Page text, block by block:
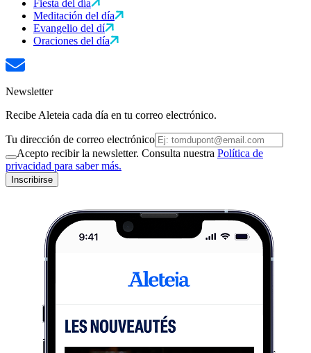
Fiesta del día
Meditación del día
Evangelio del dí
Oraciones del día
Newsletter
Recibe Aleteia cada día en tu correo electrónico.
Tu dirección de correo electrónico
Acepto recibir la newsletter. Consulta nuestra Política de
privacidad para saber más.
Inscribirse